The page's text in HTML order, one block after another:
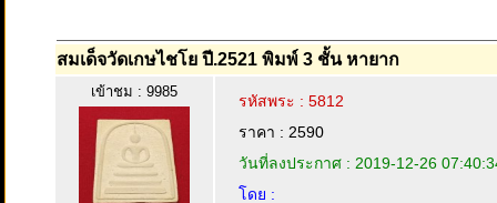
สมเด็จวัดเกษไชโย ปี.2521 พิมพ์ 3 ชั้น หายาก
เข้าชม : 9985
รหัสพระ : 5812
ราคา : 2590
วันที่ลงประกาศ : 2019-12-26
โดย :